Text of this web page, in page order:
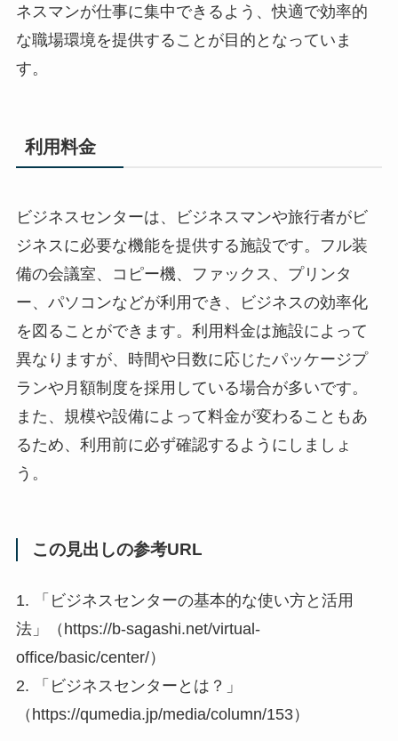
ネスマンが仕事に集中できるよう、快適で効率的
な職場環境を提供することが目的となっていま
す。
利用料金
ビジネスセンターは、ビジネスマンや旅行者がビ
ジネスに必要な機能を提供する施設です。フル装
備の会議室、コピー機、ファックス、プリンタ
ー、パソコンなどが利用でき、ビジネスの効率化
を図ることができます。利用料金は施設によって
異なりますが、時間や日数に応じたパッケージプ
ランや月額制度を採用している場合が多いです。
また、規模や設備によって料金が変わることもあ
るため、利用前に必ず確認するようにしましょ
う。
この見出しの参考URL
1. 「ビジネスセンターの基本的な使い方と活用
法」（https://b-sagashi.net/virtual-
office/basic/center/）
2. 「ビジネスセンターとは？」
（https://qumedia.jp/media/column/153）